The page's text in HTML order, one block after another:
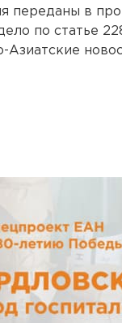
переданы в
по статье
Азиатские